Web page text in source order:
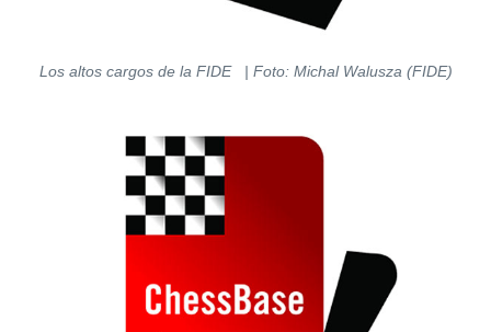
Los altos cargos de la FIDE | Foto: Michal Walusza (FIDE)